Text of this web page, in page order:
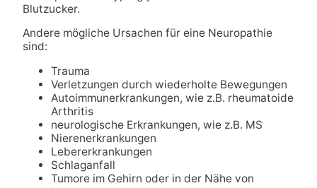
Blutzucker.
Andere mögliche Ursachen für eine Neuropathie
sind:
Trauma
Verletzungen durch wiederholte Bewegungen
Autoimmunerkrankungen, wie z.B. rheumatoide
Arthritis
neurologische Erkrankungen, wie z.B. MS
Nierenerkrankungen
Lebererkrankungen
Schlaganfall
Tumore im Gehirn oder in der Nähe von